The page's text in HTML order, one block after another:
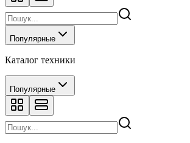
Популярные
Каталог техники
Популярные